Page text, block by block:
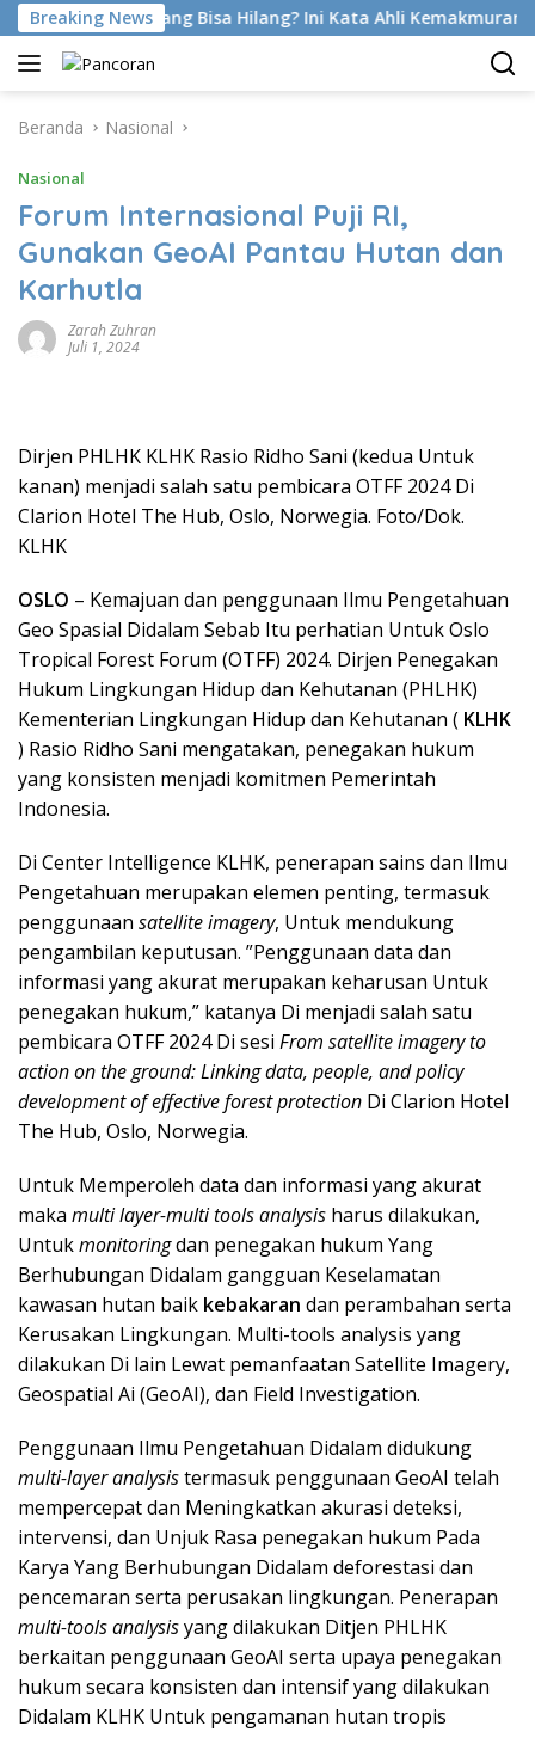
Langsung
ke
konten
Breaking News
Emang Bisa Hilang? Ini Kata Ahli Kemakmuran
Beranda Nasional
Nasional
Forum Internasional Puji RI,
Gunakan GeoAI Pantau Hutan dan
Karhutla
Zarah Zuhran
Juli 1, 2024
Dirjen PHLHK KLHK Rasio Ridho Sani (kedua Untuk
kanan) menjadi salah satu pembicara OTFF 2024 Di
Clarion Hotel The Hub, Oslo, Norwegia. Foto/Dok.
KLHK
OSLO – Kemajuan dan penggunaan Ilmu Pengetahuan
Geo Spasial Didalam Sebab Itu perhatian Untuk Oslo
Tropical Forest Forum (OTFF) 2024. Dirjen Penegakan
Hukum Lingkungan Hidup dan Kehutanan (PHLHK)
Kementerian Lingkungan Hidup dan Kehutanan ( KLHK
) Rasio Ridho Sani mengatakan, penegakan hukum
yang konsisten menjadi komitmen Pemerintah
Indonesia.
Di Center Intelligence KLHK, penerapan sains dan Ilmu
Pengetahuan merupakan elemen penting, termasuk
penggunaan satellite imagery, Untuk mendukung
pengambilan keputusan. ”Penggunaan data dan
informasi yang akurat merupakan keharusan Untuk
penegakan hukum,” katanya Di menjadi salah satu
pembicara OTFF 2024 Di sesi From satellite imagery to
action on the ground: Linking data, people, and policy
development of effective forest protection Di Clarion Hotel
The Hub, Oslo, Norwegia.
Untuk Memperoleh data dan informasi yang akurat
maka multi layer-multi toolsanalysis harus dilakukan,
Untukmonitoringdan penegakan hukum Yang
Berhubungan Didalam gangguan Keselamatan
kawasan hutan baik kebakaran dan perambahan serta
Kerusakan Lingkungan. Multi-tools analysis yang
dilakukan Di lain Lewat pemanfaatan Satellite Imagery,
Geospatial Ai (GeoAI), dan Field Investigation.
Penggunaan Ilmu Pengetahuan Didalam didukung
multi-layer analysistermasuk penggunaan GeoAI telah
mempercepat dan Meningkatkan akurasi deteksi,
intervensi, dan Unjuk Rasa penegakan hukum Pada
Karya Yang Berhubungan Didalam deforestasi dan
pencemaran serta perusakan lingkungan. Penerapan
multi-tools analysisyang dilakukan Ditjen PHLHK
berkaitan penggunaan GeoAI serta upaya penegakan
hukum secara konsisten dan intensif yang dilakukan
Didalam KLHK Untuk pengamanan hutan tropis